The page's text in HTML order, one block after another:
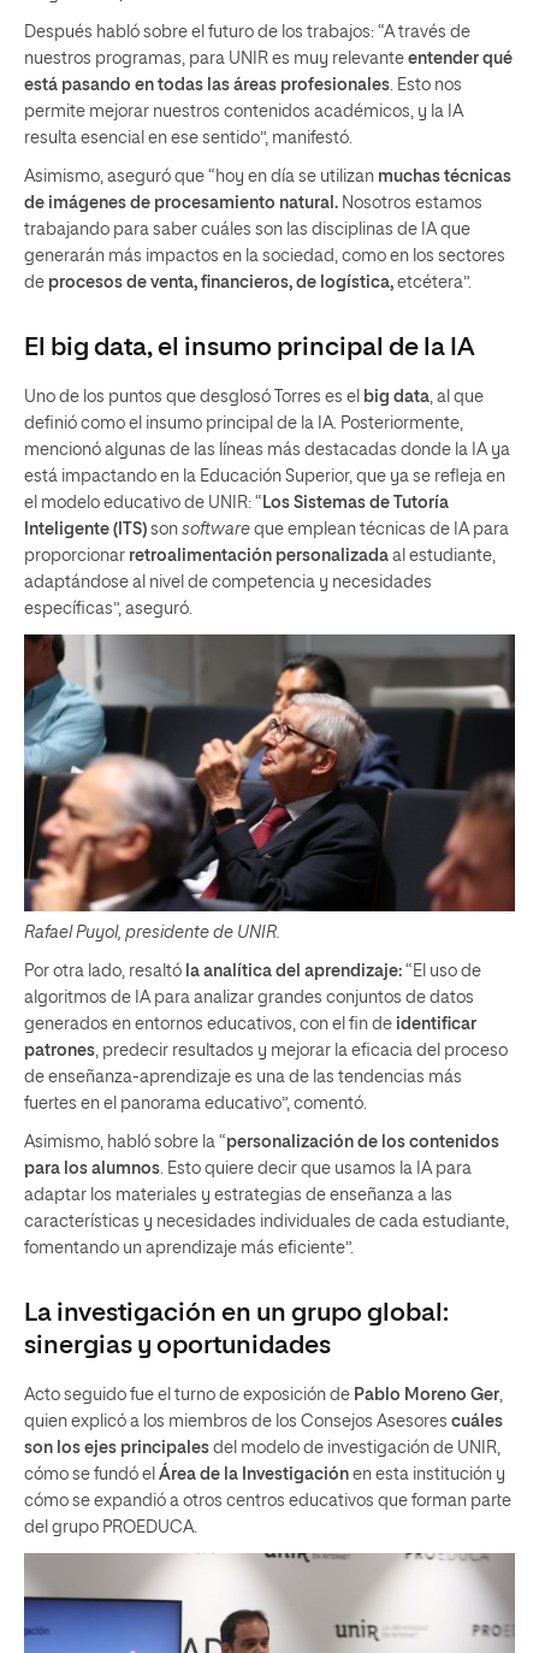
Después habló sobre el futuro de los trabajos: “A través de
nuestros programas, para UNIR es muy relevante entender qué
está pasando en todas las áreas profesionales. Esto nos
permite mejorar nuestros contenidos académicos, y la IA
resulta esencial en ese sentido”, manifestó.
Asimismo, aseguró que “hoy en día se utilizan muchas técnicas
de imágenes de procesamiento natural. Nosotros estamos
trabajando para saber cuáles son las disciplinas de IA que
generarán más impactos en la sociedad, como en los sectores
de procesos de venta, financieros, de logística, etcétera”.
El big data, el insumo principal de la IA
Uno de los puntos que desglosó Torres es el big data, al que
definió como el insumo principal de la IA. Posteriormente,
mencionó algunas de las líneas más destacadas donde la IA ya
está impactando en la Educación Superior, que ya se refleja en
el modelo educativo de UNIR: “ Los Sistemas de Tutoría
Inteligente (ITS) son software que emplean técnicas de IA para
proporcionar retroalimentación personalizada al estudiante,
adaptándose al nivel de competencia y necesidades
específicas”, aseguró.
Rafael Puyol, presidente de UNIR.
Por otra lado, resaltó la analítica del aprendizaje: “El uso de
algoritmos de IA para analizar grandes conjuntos de datos
generados en entornos educativos, con el fin de identificar
patrones , predecir resultados y mejorar la eficacia del proceso
de enseñanza-aprendizaje es una de las tendencias más
fuertes en el panorama educativo”, comentó.
Asimismo, habló sobre la “personalización de los contenidos
para los alumnos . Esto quiere decir que usamos la IA para
adaptar los materiales y estrategias de enseñanza a las
características y necesidades individuales de cada estudiante,
fomentando un aprendizaje más eficiente”.
La investigación en un grupo global:
sinergias y oportunidades
Acto seguido fue el turno de exposición de Pablo Moreno Ger
quien explicó a los miembros de los Consejos Asesores cuáles
son los ejes principales del modelo de investigación de UNIR,
cómo se fundó el Área de la Investigación en esta institución y
cómo se expandió a otros centros educativos que forman parte
del grupo PROEDUCA.